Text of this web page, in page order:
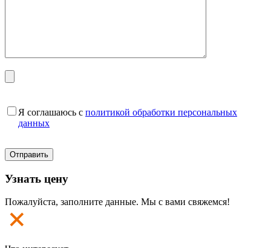
Я соглашаюсь с политикой обработки персональных
данных
Узнать цену
Пожалуйста, заполните данные. Мы с вами свяжемся!